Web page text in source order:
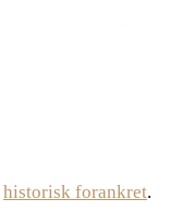
historisk forankret.